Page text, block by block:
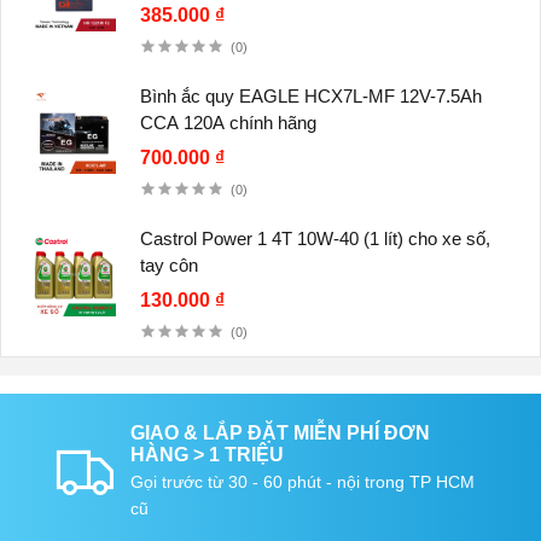
385.000 ₫
(0)
Bình ắc quy EAGLE HCX7L-MF 12V-7.5Ah
CCA 120A chính hãng
700.000 ₫
(0)
Castrol Power 1 4T 10W-40 (1 lít) cho xe số,
tay côn
130.000 ₫
(0)
GIAO & LẮP ĐẶT MIỄN PHÍ ĐƠN
HÀNG > 1 TRIỆU
Gọi trước từ 30 - 60 phút - nội trong TP HCM
cũ